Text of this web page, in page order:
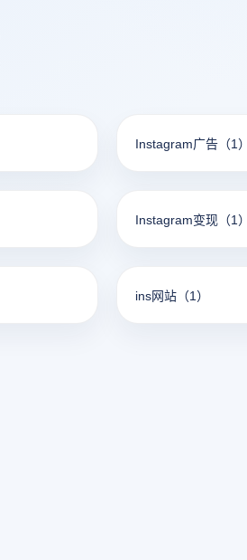
Instagram广告 （1）
Instagram变现 （1）
ins网站 （1）